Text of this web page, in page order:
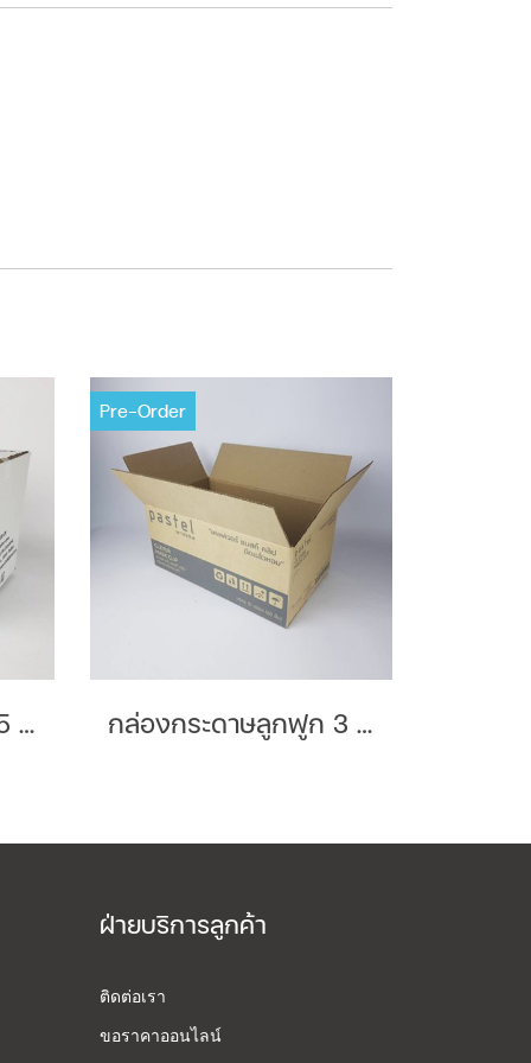
กล่องกระดาษลูกฟูก 5 ชั้นลอน BC Brand : สามหนุ่มชุมพร
Pre-Order
กล่องกระดาษลูกฟูก 3 ชั้นลอน B Brand : Pastel
ฝ่ายบริการลูกค้า
ติดต่อเรา
ขอราคาออนไลน์